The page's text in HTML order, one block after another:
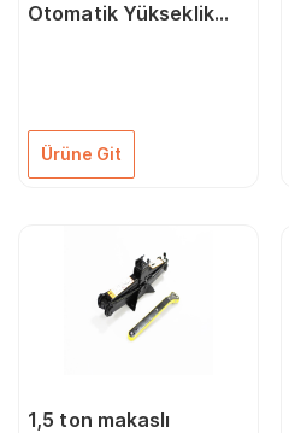
Otomatik Yükseklik
Ürüne Git
1,5 ton makaslı